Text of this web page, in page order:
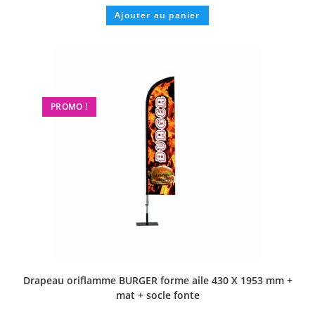
Ajouter au panier
PROMO !
Drapeau oriflamme BURGER forme aile 430 X 1953 mm +
mat + socle fonte